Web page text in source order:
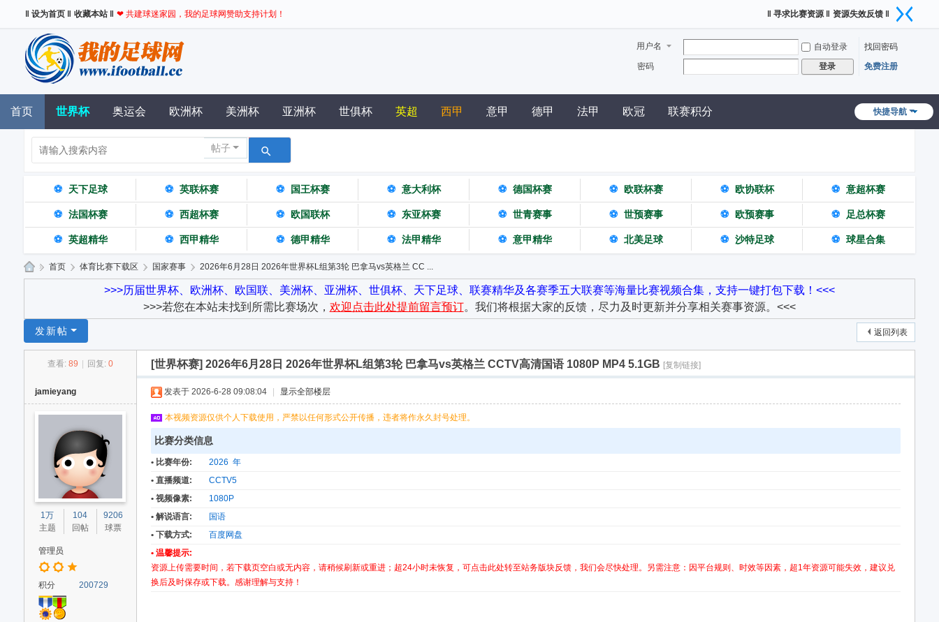
‖ 设为首页 ‖ 收藏本站 ‖ ❤ 共建球迷家园，我的足球网赞助支持计划！ ‖ 寻求比赛资源 ‖ 资源失效反馈 ‖
用户名 自动登录
找回密码
密码
登录 免费注册
快捷导航
首页 世界杯 奥运会 欧洲杯 美洲杯 亚洲杯 世俱杯 英超 西甲 意甲 德甲 法甲 欧冠 联赛积分
帖子
⚽ 天下足球 ⚽ 英联杯赛 ⚽ 国王杯赛 ⚽ 意大利杯 ⚽ 德国杯赛 ⚽ 欧联杯赛 ⚽ 欧协联杯 ⚽ 意超杯赛
⚽ 法国杯赛 ⚽ 西超杯赛 ⚽ 欧国联杯 ⚽ 东亚杯赛 ⚽ 世青赛事 ⚽ 世预赛事 ⚽ 欧预赛事 ⚽ 足总杯赛
⚽ 英超精华 ⚽ 西甲精华 ⚽ 德甲精华 ⚽ 法甲精华 ⚽ 意甲精华 ⚽ 北美足球 ⚽ 沙特足球 ⚽ 球星合集
球
» 首页 › 体育比赛下载区 › 国家赛事 › 2026年6月28日 2026年世界杯L组第3轮 巴拿马vs英格兰 CC ...
>>>历届世界杯、欧洲杯、欧国联、美洲杯、亚洲杯、世俱杯、天下足球、联赛精华及各赛季五大联赛等海量比赛视频合集，支持一键打包下载！<<<
>>>若您在本站未找到所需比赛场次， 欢迎点击此处提前留言预订。我们将根据大家的反馈，尽力及时更新并分享相关赛事资源。<<<
返回列表
发新帖
查看: 89 回复: 0 [世界杯赛] 2026年6月28日 2026年世界杯L组第3轮 巴拿马vs英格兰 CCTV高清国语 1080P MP4 5.1GB [复制链接]
jamieyang
1万
主题
104
回帖
9206
球票
管理员
积分 200729
发表于 2026-6-28 09:08:04 显示全部楼层
本视频资源仅供个人下载使用，严禁以任何形式公开传播，违者将作永久封号处理。
比赛分类信息
• 比赛年份:
2026 年
• 直播频道:
CCTV5
• 视频像素:
1080P
• 解说语言:
国语
• 下载方式:
百度网盘
• 温馨提示:
资源上传需要时间，若下载页空白或无内容，请稍候刷新或重进；超24小时未恢复，可点击此处转至站务版块反馈，我们会尽快处理。另需注意：因平台规则、时效等因素，超1年资源可能失效，建议兑
换后及时保存或下载。感谢理解与支持！